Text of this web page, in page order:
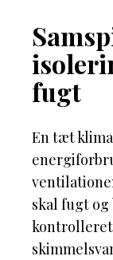
fugt
En tæt
skal fugt
kontrolleret